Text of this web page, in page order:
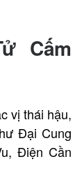
Cấm
vị thái hậu,
Đại Cung
Điện Cần